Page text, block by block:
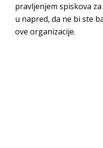
pravljenjem spiskova
u napred, da ne bi ste
ove organizacije.